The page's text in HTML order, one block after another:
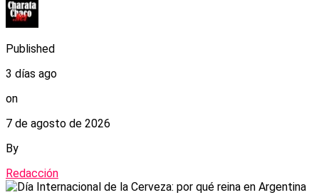
Published
3 días ago
on
7 de agosto de 2026
By
Redacción